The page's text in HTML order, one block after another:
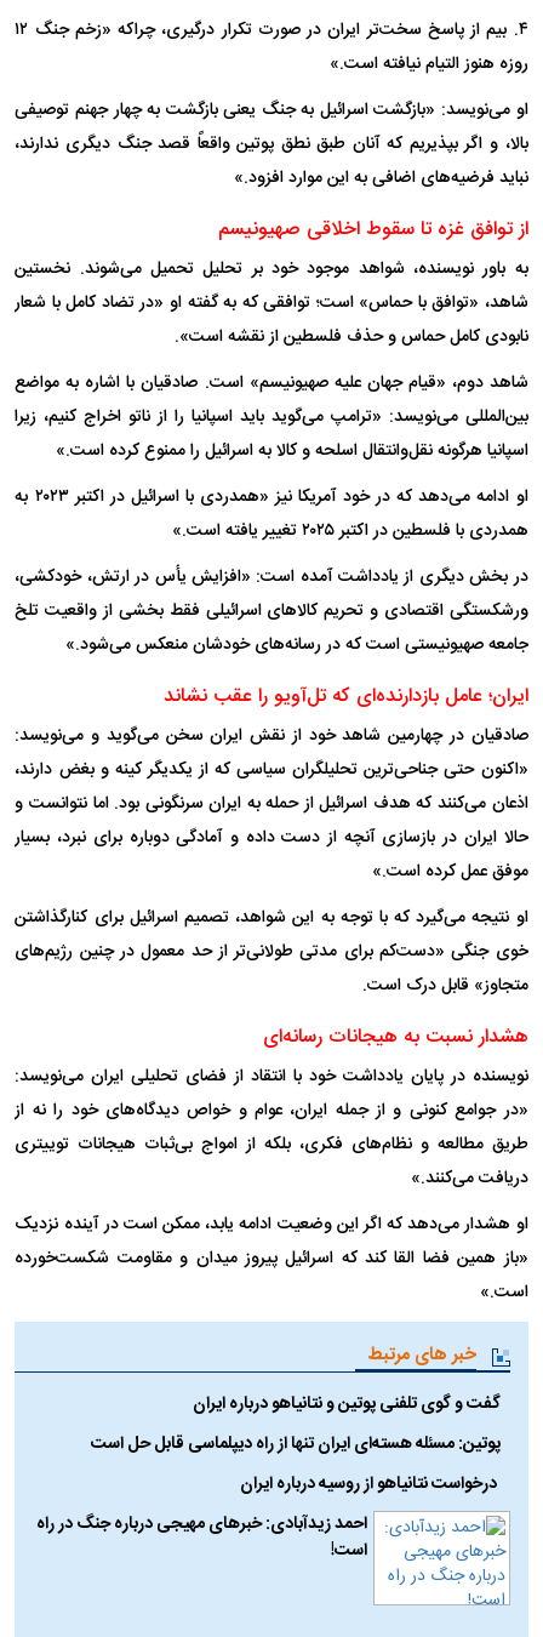
۴. بیم از پاسخ سخت‌تر ایران در صورت تکرار درگیری، چراکه «زخم جنگ ۱۲
روزه هنوز التیام نیافته است.»
او می‌نویسد: «بازگشت اسرائیل به جنگ یعنی بازگشت به چهار جهنم توصیفی
بالا، و اگر بپذیریم که آنان طبق نطق پوتین واقعاً قصد جنگ دیگری ندارند،
نباید فرضیه‌های اضافی به این موارد افزود.»
از توافق غزه تا سقوط اخلاقی صهیونیسم
به باور نویسنده، شواهد موجود خود بر تحلیل تحمیل می‌شوند. نخستین
شاهد، «توافق با حماس» است؛ توافقی که به گفته او «در تضاد کامل با شعار
نابودی کامل حماس و حذف فلسطین از نقشه است».
شاهد دوم، «قیام جهان علیه صهیونیسم» است. صادقیان با اشاره به مواضع
بین‌المللی می‌نویسد: «ترامپ می‌گوید باید اسپانیا را از ناتو اخراج کنیم، زیرا
اسپانیا هرگونه نقل‌وانتقال اسلحه و کالا به اسرائیل را ممنوع کرده است.»
او ادامه می‌دهد که در خود آمریکا نیز «همدردی با اسرائیل در اکتبر ۲۰۲۳ به
همدردی با فلسطین در اکتبر ۲۰۲۵ تغییر یافته است.»
در بخش دیگری از یادداشت آمده است: «افزایش یأس در ارتش، خودکشی،
ورشکستگی اقتصادی و تحریم کالا‌های اسرائیلی فقط بخشی از واقعیت تلخ
جامعه صهیونیستی است که در رسانه‌های خودشان منعکس می‌شود.»
ایران؛ عامل بازدارنده‌ای که تل‌آویو را عقب نشاند
صادقیان در چهارمین شاهد خود از نقش ایران سخن می‌گوید و می‌نویسد:
«اکنون حتی جناحی‌ترین تحلیلگران سیاسی که از یکدیگر کینه و بغض دارند،
اذعان می‌کنند که هدف اسرائیل از حمله به ایران سرنگونی بود. اما نتوانست و
حالا ایران در بازسازی آنچه از دست داده و آمادگی دوباره برای نبرد، بسیار
موفق عمل کرده است.»
او نتیجه می‌گیرد که با توجه به این شواهد، تصمیم اسرائیل برای کنارگذاشتن
خوی جنگی «دست‌کم برای مدتی طولانی‌تر از حد معمول در چنین رژیم‌های
متجاوز» قابل درک است.
هشدار نسبت به هیجانات رسانه‌ای
نویسنده در پایان یادداشت خود با انتقاد از فضای تحلیلی ایران می‌نویسد:
«در جوامع کنونی و از جمله ایران، عوام و خواص دیدگاه‌های خود را نه از
طریق مطالعه و نظام‌های فکری، بلکه از امواج بی‌ثبات هیجانات توییتری
دریافت می‌کنند.»
او هشدار می‌دهد که اگر این وضعیت ادامه یابد، ممکن است در آینده نزدیک
«باز همین فضا القا کند که اسرائیل پیروز میدان و مقاومت شکست‌خورده
است.»
خبر های مرتبط
گفت و گوی تلفنی پوتین و نتانیاهو درباره ایران
پوتین: مسئله هسته‌ای ایران تنها از راه دیپلماسی قابل حل است
درخواست نتانیاهو از روسیه درباره ایران
احمد زیدآبادی: خبر‌های مهیجی درباره جنگ در راه
است!